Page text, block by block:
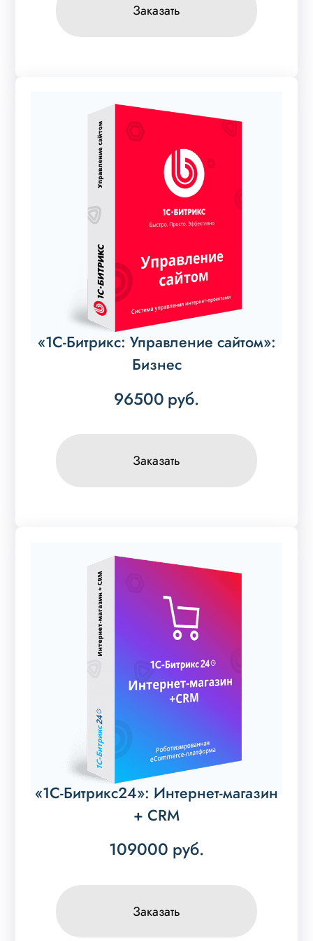
Заказать
«1С-Битрикс: Управление сайтом»:
Бизнес
96500 руб.
Заказать
«1С-Битрикс24»: Интернет-магазин
+ CRM
109000 руб.
Заказать